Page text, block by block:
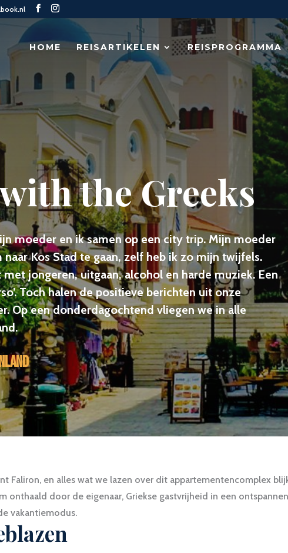
HOME REISARTIKELEN REISPROGRAMMA
the Greeks
moeder en ik samen op een city trip. Mijn moeder
Kos Stad te gaan, zelf heb ik zo mijn twijfels.
jongeren, uitgaan, alcohol en harde muziek. Een
Toch halen de positieve berichten uit onze
Op een donderdagochtend vliegen we in alle
Faliron, en alles wat we lazen over dit appartementencomplex
onthaald door de eigenaar, Griekse gastvrijheid in een ontspannen
vakantiemodus.